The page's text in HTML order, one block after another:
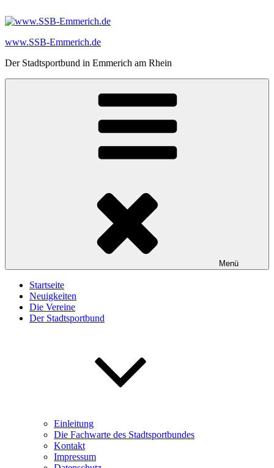
Inhalt
www.SSB-Emmerich.de
Der Stadtsportbund in Emmerich am Rhein
Menü
Startseite
Neuigkeiten
Die Vereine
Der Stadtsportbund
Einleitung
Die Fachwarte des Stadtsportbundes
Kontakt
Impressum